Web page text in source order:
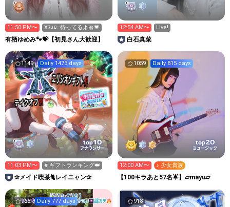
11:50 PM〜 Xﾌｫﾛｰ待ってるよ🎀💗
有栖ゆめみ🐾💝【初見さん大歓迎】
12:54 AM〜 Live!
白石真菜
1149 Daily 1473 days
top10
アナウンサー
11:03 PM〜 # ギフトランキング👑
✰メイド喫茶🐈️レイニャン✰
1059 Daily 815 days
top20
ミュージック
12:00 AM〜 ♪ 少女貴族
【100キラあと57名🌟】▱mayu▱
965 Daily 777 days 918